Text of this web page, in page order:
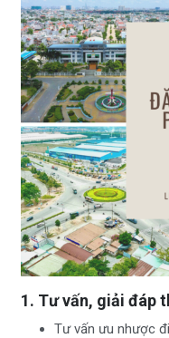
1. Tư vấn, giải đáp
Tư vấn ưu nhược